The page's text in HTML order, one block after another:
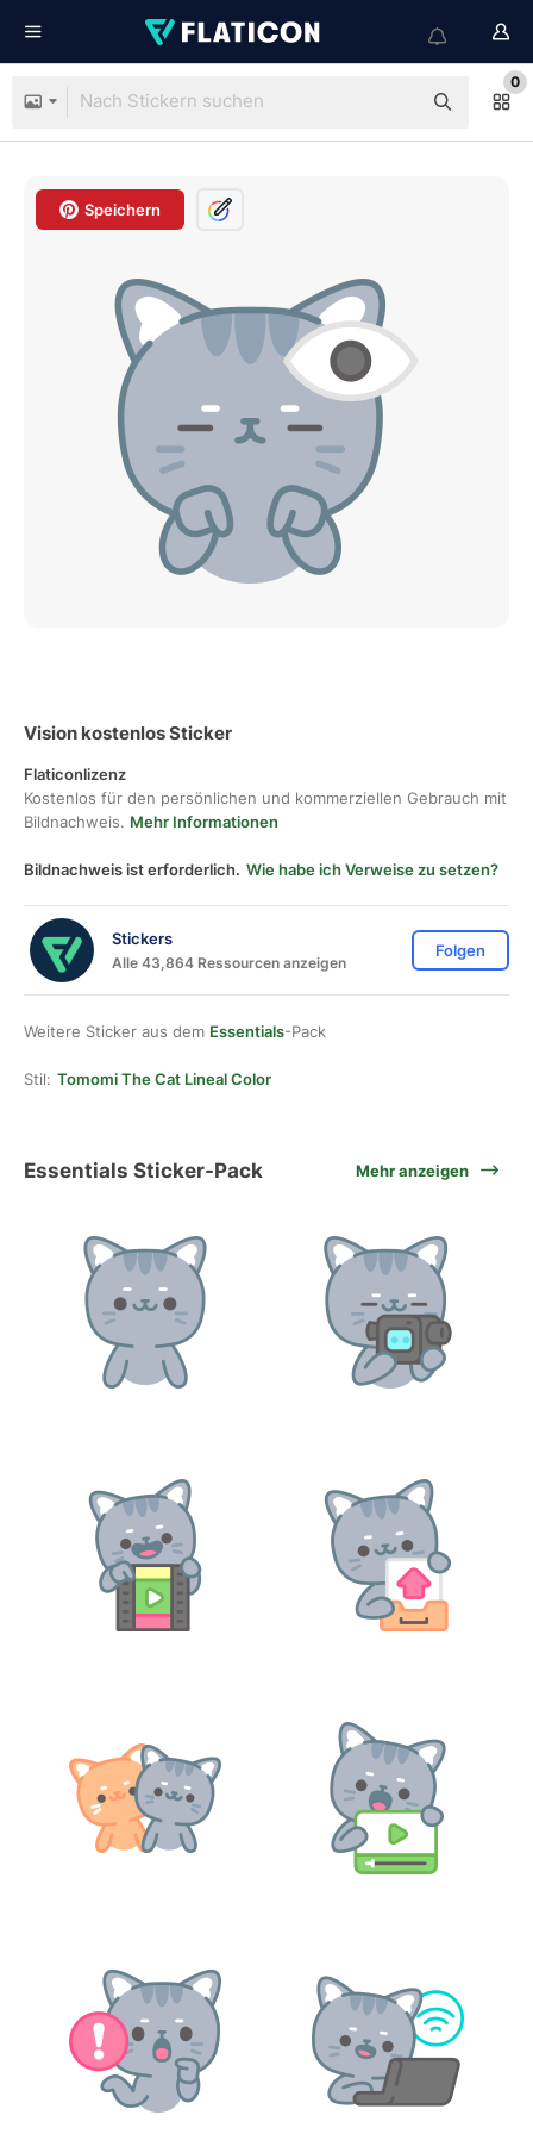
0
Speichern
Vision kostenlos Sticker
Flaticonlizenz
Kostenlos für den persönlichen und kommerziellen Gebrauch mit
Bildnachweis. Mehr Informationen
Bildnachweis ist erforderlich. Wie habe ich Verweise zu setzen?
Stickers
Alle 43,864 Ressourcen anzeigen
Folgen
Weitere Sticker aus dem Essentials-Pack
Stil: Tomomi The Cat Lineal Color
Essentials Sticker-Pack Mehr anzeigen